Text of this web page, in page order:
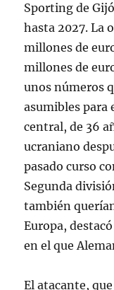
Sporting de
hasta 2027. La
millones de
millones de
unos números
asumibles para
central, de 36
ucraniano
pasado curso
Segunda
también
Europa,
en el que
El atacante,